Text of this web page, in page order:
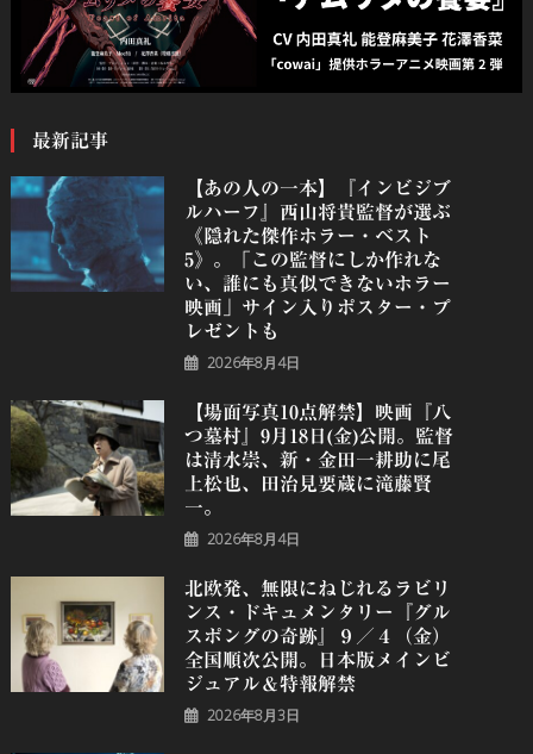
最新記事
【あの人の一本】『インビジブ
ルハーフ』⻄⼭将貴監督が選ぶ
《隠れた傑作ホラー・ベスト
5》。「この監督にしか作れな
い、誰にも真似できないホラー
映画」サイン入りポスター・プ
レゼントも
2026年8月4日
【場面写真10点解禁】映画『八
つ墓村』9月18日(金)公開。監督
は清水崇、新・金田一耕助に尾
上松也、田治見要蔵に滝藤賢
一。
2026年8月4日
北欧発、無限にねじれるラビリ
ンス・ドキュメンタリー『グル
スポングの奇跡』９／４（金）
全国順次公開。日本版メインビ
ジュアル＆特報解禁
2026年8月3日